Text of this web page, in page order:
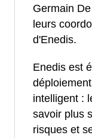
Germain
leurs
d'Enedis.
Enedis est
intelligent :
savoir plus
risques et